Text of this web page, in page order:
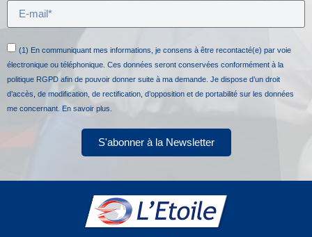
(1) En communiquant mes informations, je consens à être recontacté(e) par voie
électronique ou téléphonique. Ces données seront conservées conformément à la
politique RGPD afin de pouvoir donner suite à ma demande. Je dispose d’un droit
d’accès, de modification, de rectification, d’opposition et de portabilité sur les données
me concernant.
En savoir plus.
S'abonner à la Newsletter